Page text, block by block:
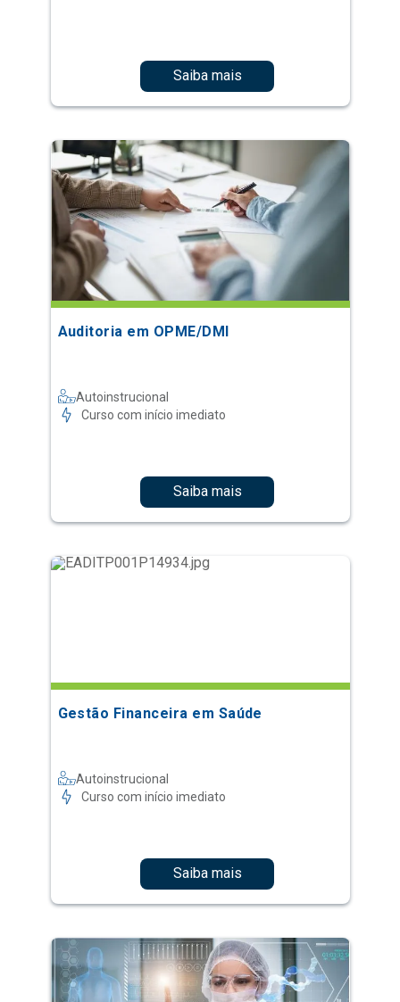
Saiba mais
Auditoria em OPME/DMI
Autoinstrucional
Curso com início imediato
Saiba mais
Gestão Financeira em Saúde
Autoinstrucional
Curso com início imediato
Saiba mais